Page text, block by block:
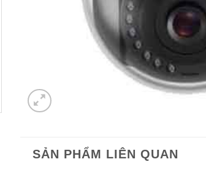
SẢN PHẨM LIÊN QUAN